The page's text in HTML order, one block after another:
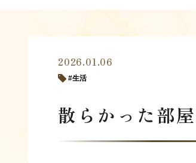
2026.01.06
生活
散らかった部